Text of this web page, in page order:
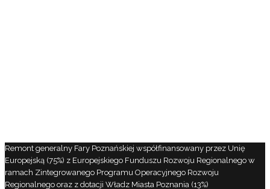
Remont generalny Fary Poznańskiej współfinansowany przez Unię
Europejską (75%) z Europejskiego Funduszu Rozwoju Regionalnego w
ramach Zintegrowanego Programu Operacyjnego Rozwoju
Regionalnego oraz z dotacji Władz Miasta Poznania (13%)